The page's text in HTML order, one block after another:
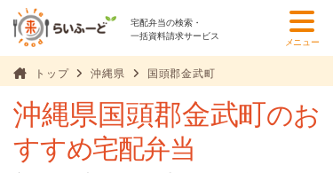
宅配弁当の検索・
一括資料請求サービス
メニュー
トップ 沖縄県 国頭郡金武町
沖縄県国頭郡金武町のお
すすめ宅配弁当